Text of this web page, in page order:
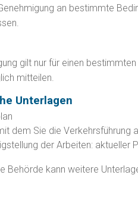
an bestimmte
sen.
gilt nur für einen
mitteilen.
Unterlagen
dem Sie die Verkehrsführung
der Arbeiten: aktueller
Behörde kann weitere